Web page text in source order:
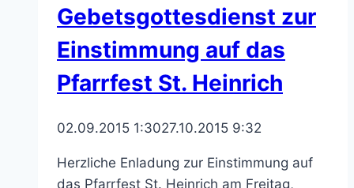
Heinrich
Gebetsgottesdienst zur
Einstimmung auf das
Pfarrfest St. Heinrich
02.09.2015 1:3027.10.2015 9:32
Herzliche Enladung zur Einstimmung auf
das Pfarrfest St. Heinrich am Freitag,